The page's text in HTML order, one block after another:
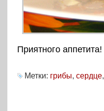
Приятного аппетита!
Метки: грибы, сердце,